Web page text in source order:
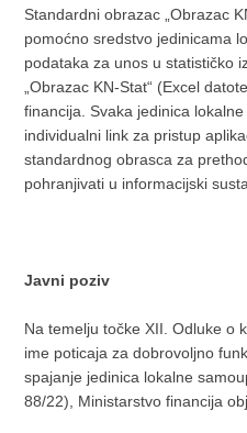
Standardni obrazac „Obrazac
pomoćno sredstvo jedinicama
podataka za unos u statističko
„Obrazac KN-Stat“ (Excel
financija. Svaka jedinica
individualni link za pristup
standardnog obrasca za
pohranjivati u informacijski
Javni poziv
Na temelju točke XII. Odluke o
ime poticaja za dobrovoljno
spajanje jedinica lokalne
88/22), Ministarstvo financija